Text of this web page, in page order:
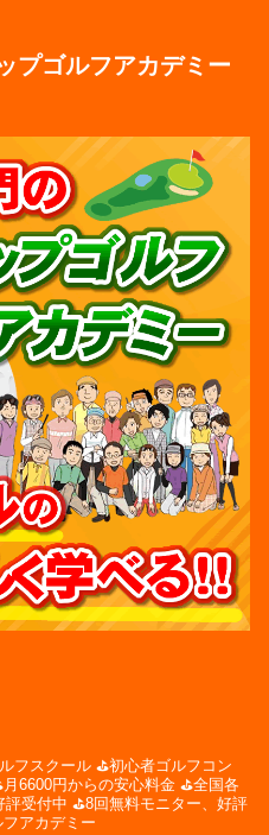
プゴルフアカデミー
フスクール ⛳️初心者ゴルフコン
月6600円からの安心料金 ⛳️全国各
評受付中 ⛳️8回無料モニター、好評
アカデミー